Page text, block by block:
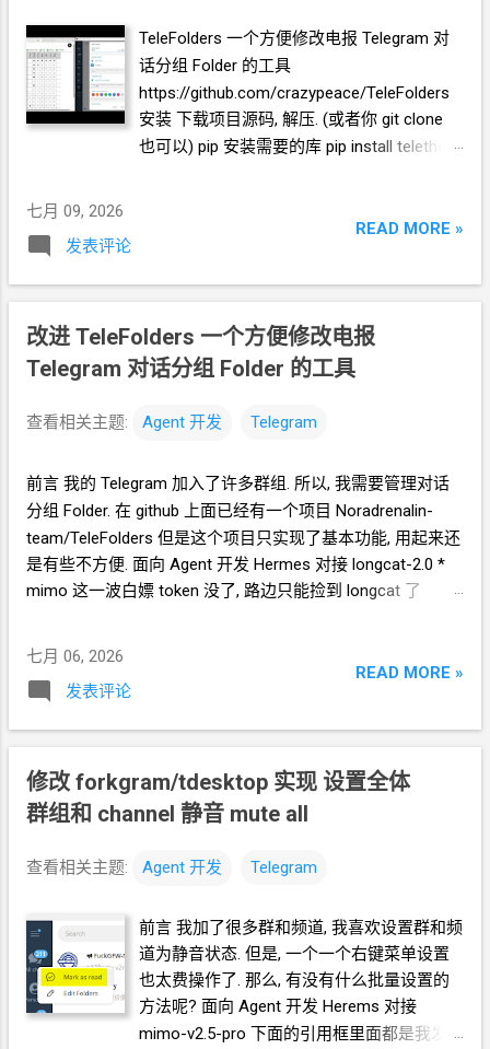
TeleFolders 一个方便修改电报 Telegram 对
话分组 Folder 的工具
https://github.com/crazypeace/TeleFolders
安装 下载项目源码, 解压. (或者你 git clone
也可以) pip 安装需要的库 pip install telethon
项目解压的目录中运行 python -m
proxy " socks5://localhost:1080 " 其中,
api_id, api_hash 推荐使用你自己申请的,
proxy 按需使用. 启动前端 用浏览器访
问 http://localhost:8000/main.html 提示你输
入电话号码 按提示, 一步一步完成登录过程.
你会需要在已登录设备上接收 验证码
话) 登录完成后, 你会看到这样的主界面 基本
功能 下图中, 黄色区域是可以鼠标点击切换状
态的. 状态包括 未设置: 空心 + 号 包含: 实心
+ 号 置顶: 实心大头钉 排除: 实心-号 过滤器
功能 在界面上部, 有几个过滤器, 控制表格中
七月 09, 2026
发表评论
READ MORE »
改进 TeleFolders 一个方便修改电报
Telegram 对话分组 Folder 的工具
查看相关主题: Agent 开发 Telegram
前言 我的 Telegram 加入了许多群组. 所以, 我需要管理对话
分组 Folder. 在 github
上面已经有一个项目 Noradrenalin-
team/TeleFolders 但是这个项目只实现了基本功能, 用起来还
是有些不方便. 面向 Agent 开发 Hermes 对接 longcat-2.0 *
mimo 这一波白嫖 token 没了, 路边只能捡到 longcat 了
个过程并不那么顺利, 我就不贴 咒语
界面支持英语 (原项目为俄语) 实现 创建对话分组 Folder 的
功能 (原项目只有个功能入口) 设置 archived, personal, bot,
CSV 导出 / 导入 Github
https://github.com/crazypeace/TeleFolders ======== 后记
longcat-2.0 我的使用体感有点像 之前 hermes 提供免费用的
好. 推荐你先让
TA
出设计方案, 然后你审视这个方案, 优化或
施. 当你与 agent 讨论过多个方案后, 让
的方案总结 为 .md 文件, 你再扫一眼. 然后让 agent 按.md 文
件实施. 避免
agent 没听明白你最终选择的是哪个方案, 也避
免长时间实施过程中, 注意力飘移, 转去尝试其它讨论过的方
案. * 跟对接什么模型有关, mimo-v2.5(pro)
的效果要更好一
七月 06, 2026
发表评论
READ MORE »
修改 forkgram/tdesktop 实现 设置全体
群组和 channel 静音 mute all
查看相关主题: Agent 开发 Telegram
前言 我加了很多群和频道, 我喜欢设置群和频
道为静音状态. 但是, 一个一个右键菜单设置
也太费操作了. 那么, 有没有什么批量设置的
方法呢? 面向 Agent 开发 Herems 对接
mimo-v2.5-pro 下面的引用框里面都是我发